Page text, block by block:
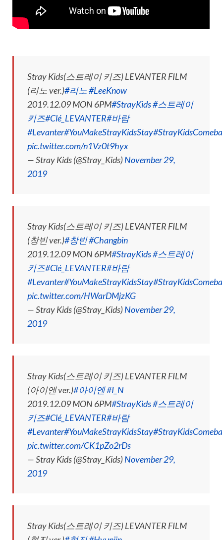
Stray Kids(스트레이 키즈) LEVANTER FILM
(리노 ver.)#리노#LeeKnow
2019.12.09 MON 6PM#StrayKids#스트레이
키즈#Clé_LEVANTER#바람
#Levanter#YouMakeStrayKidsStay
pic.twitter.com/n1Vz0t9hyx
— Stray Kids (@Stray_Kids)November 29,
2019
Stray Kids(스트레이 키즈) LEVANTER FILM
(창빈 ver.)#창빈#Changbin
2019.12.09 MON 6PM#StrayKids#스트레이
키즈#Clé_LEVANTER#바람
#Levanter#YouMakeStrayKidsStay
pic.twitter.com/HWarDMjzKG
— Stray Kids (@Stray_Kids)November 29,
2019
Stray Kids(스트레이 키즈) LEVANTER FILM
(아이엔 ver.)#아이엔#I_N
2019.12.09 MON 6PM#StrayKids#스트레이
키즈#Clé_LEVANTER#바람
#Levanter#YouMakeStrayKidsStay
pic.twitter.com/CK1pZo2rDs
— Stray Kids (@Stray_Kids)November 29,
2019
Stray Kids(스트레이 키즈) LEVANTER FILM